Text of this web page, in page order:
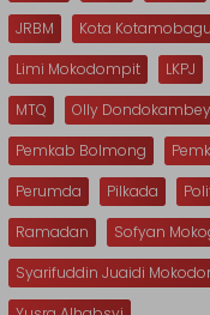
JRBM
Kota Kotamobagu
Limi Mokodompit
LKPJ
MTQ
Olly Dondokambey
Pemkab Bolmong
Perumda
Pilkada
Ramadan
Sofyan
Syarifuddin Juaidi